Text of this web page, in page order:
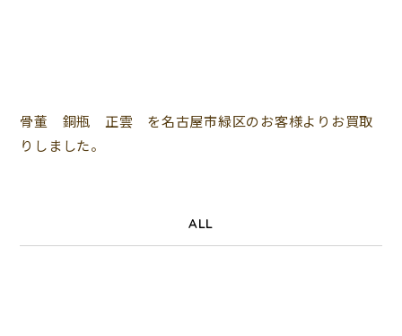
骨董 銅瓶 正雲 を名古屋市緑区のお客様よりお買取
りしました。
ALL